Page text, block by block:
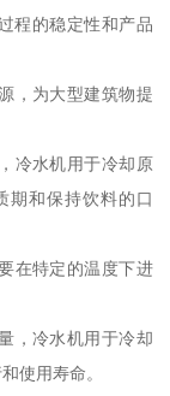
程的稳定性和产品
，为大型建筑物提
冷水机用于冷却原
期和保持饮料的口
在特定的温度下进
，冷水机用于冷却
使用寿命。